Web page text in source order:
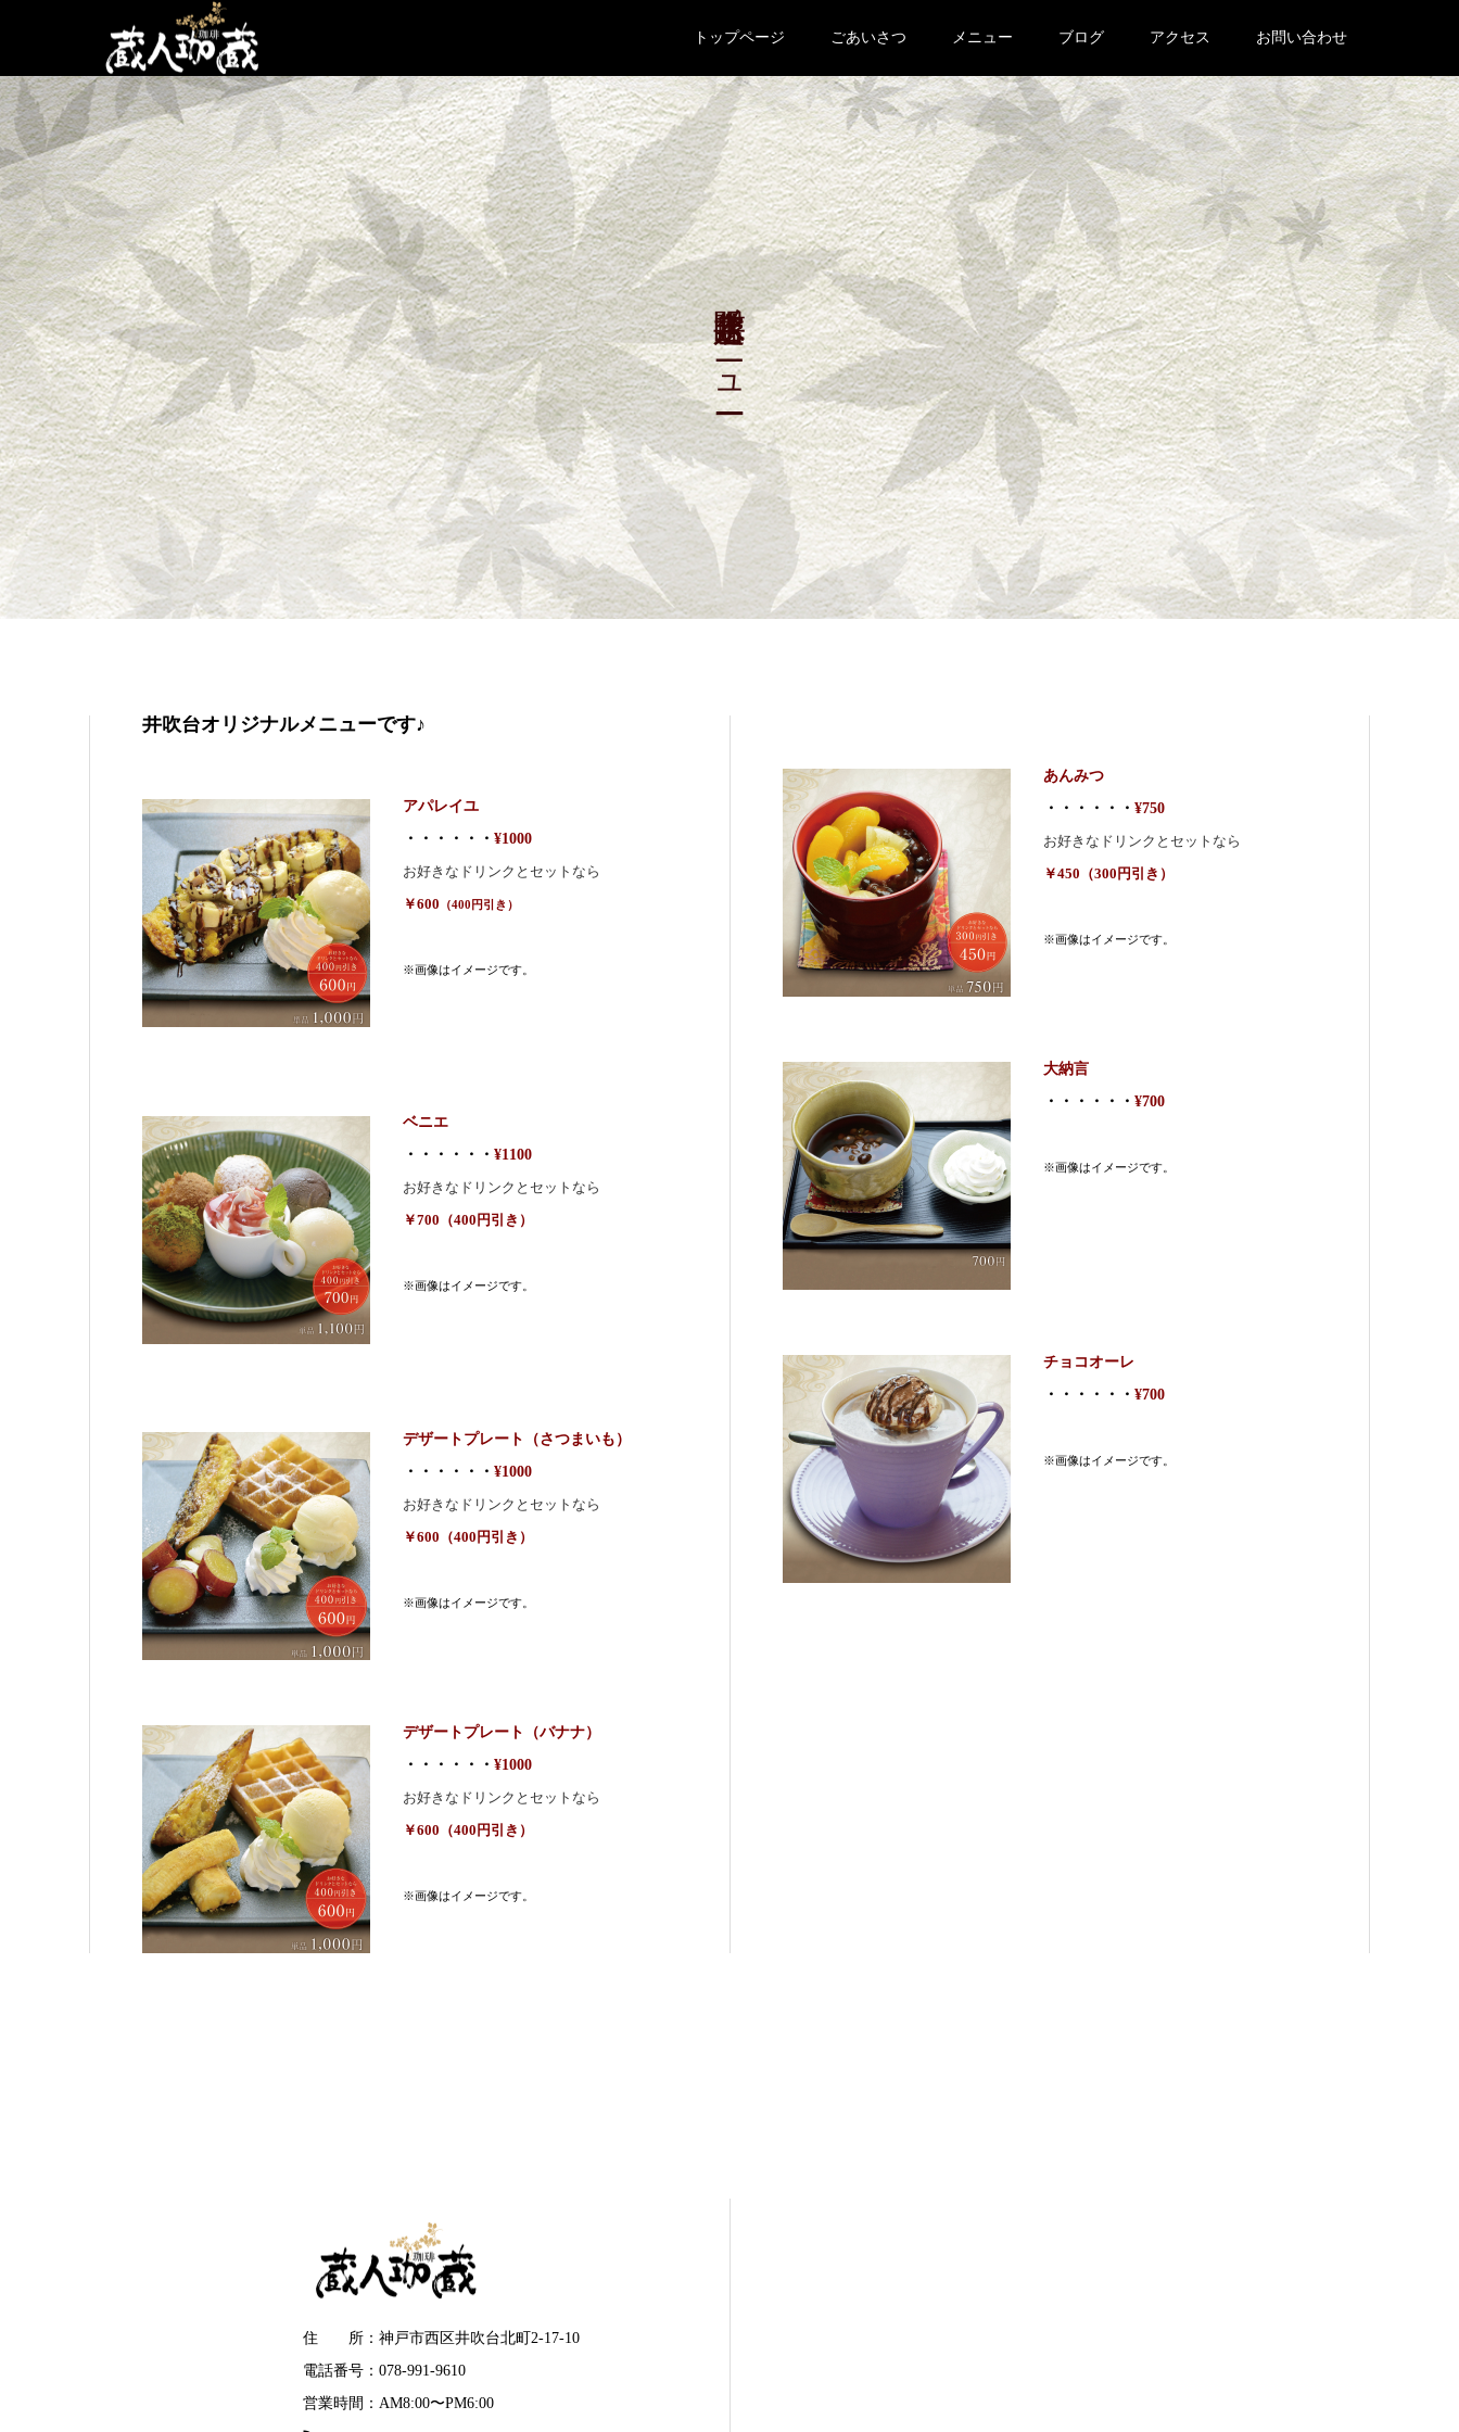
トップページ ごあいさつ メニュー ブログ アクセス お問い合わせ
井吹台店限定メニュー
井吹台オリジナルメニューです♪
アパレイユ
・・・・・・ ¥1000
お好きなドリンクとセットなら
￥600 （400円引き）
※画像はイメージです。
ベニエ
・・・・・・ ¥1100
お好きなドリンクとセットなら
￥700（400円引き）
※画像はイメージです。
デザートプレート（さつまいも）
・・・・・・ ¥1000
お好きなドリンクとセットなら
￥600（400円引き）
※画像はイメージです。
デザートプレート（バナナ）
・・・・・・ ¥1000
お好きなドリンクとセットなら
￥600（400円引き）
※画像はイメージです。
あんみつ
・・・・・・ ¥750
お好きなドリンクとセットなら
￥450（300円引き）
※画像はイメージです。
大納言
・・・・・・ ¥700
※画像はイメージです。
チョコオーレ
・・・・・・ ¥700
※画像はイメージです。
住 所：神戸市西区井吹台北町2-17-10
電話番号：078-991-9610
営業時間：AM8:00〜PM6:00